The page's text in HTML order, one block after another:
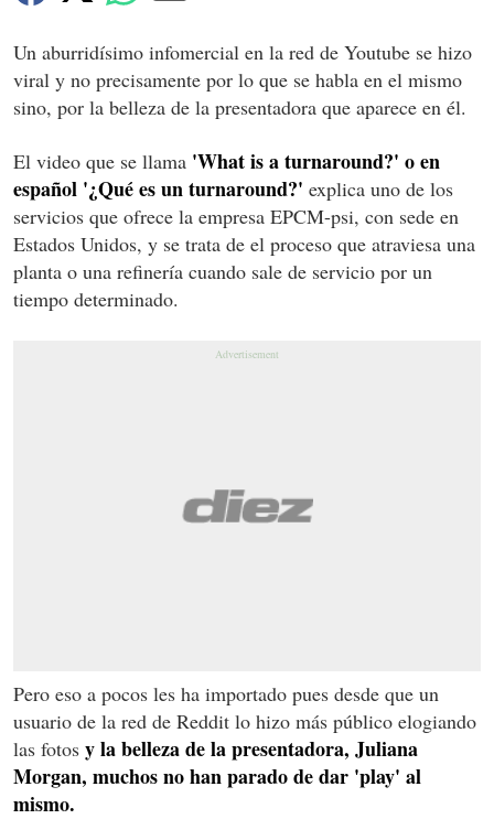
Un aburridísimo infomercial en la red de Youtube se hizo
viral y no precisamente por lo que se habla en el mismo
sino, por la belleza de la presentadora que aparece en él.
El video que se llama 'What is a turnaround?' o en
español '¿Qué es un turnaround?' explica uno de los
servicios que ofrece la empresa EPCM-psi, con sede en
Estados Unidos, y se trata de el proceso que atraviesa una
planta o una refinería cuando sale de servicio por un
tiempo determinado.
Pero eso a pocos les ha importado pues desde que un
usuario de la red de Reddit lo hizo más público elogiando
las fotos y la belleza de la presentadora, Juliana
Morgan, muchos no han parado de dar 'play' al
mismo.